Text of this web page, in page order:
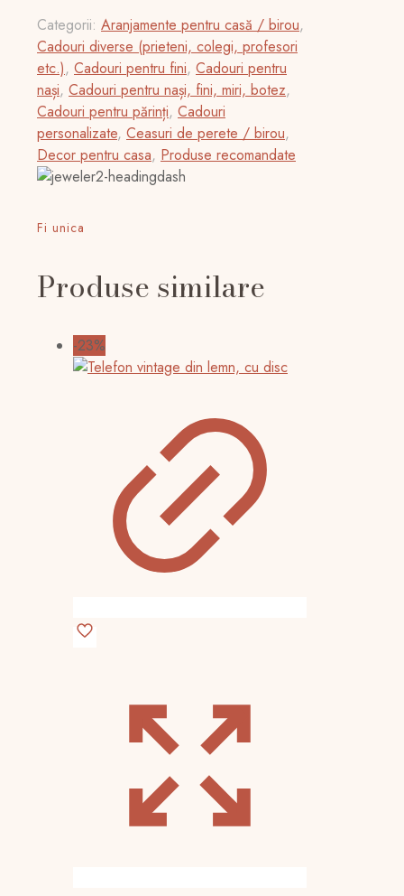
Categorii: Aranjamente pentru casă / birou,
Cadouri diverse (prieteni, colegi, profesori
etc.), Cadouri pentru fini, Cadouri pentru
nași, Cadouri pentru nași, fini, miri, botez,
Cadouri pentru părinți, Cadouri
personalizate, Ceasuri de perete / birou,
Decor pentru casa, Produse recomandate
Fi unica
Produse similare
-23%